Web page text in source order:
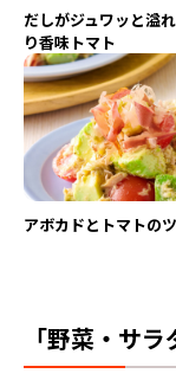
だしがジュワッと溢
り香味トマト
アボカドとトマトの
「野菜・サ